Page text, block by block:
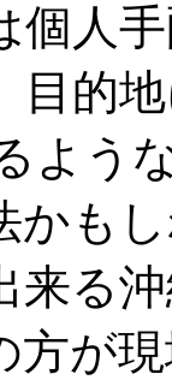
個人
目的
よう
かも
来る
方が